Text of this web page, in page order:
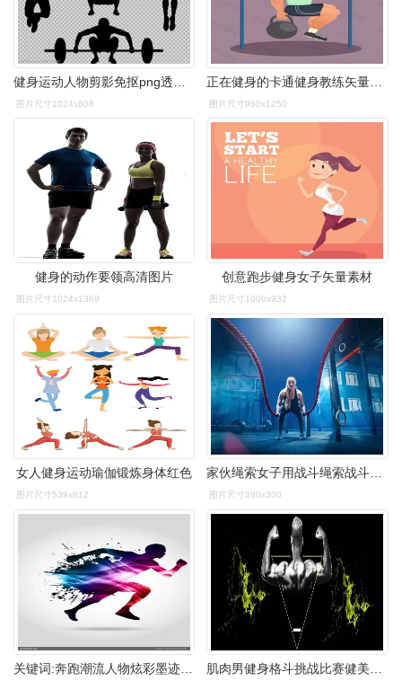
图片尺寸1024x808 图片尺寸960x1250
健身的动作要领高清图片
图片尺寸1024x1369
创意跑步健身女子矢量素材
图片尺寸1000x932
女人健身运动瑜伽锻炼身体红色
图片尺寸539x812 图片尺寸380x300